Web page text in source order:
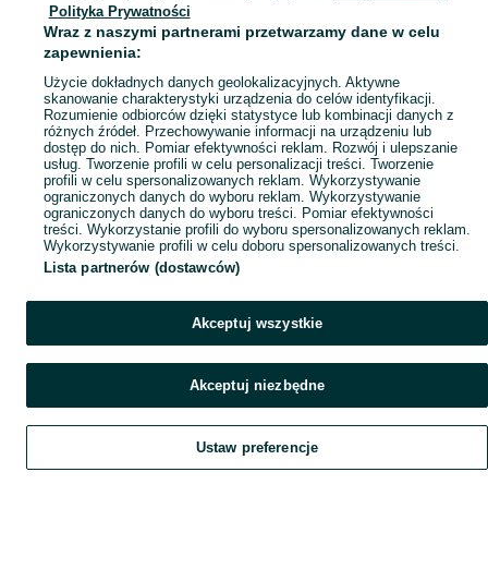
Mapa miejscowości
Mapa ministron
Szukaj Obserwujesz Dodaj Czat Konto
Polityka Prywatności
Wraz z naszymi partnerami przetwarzamy dane w celu
zapewnienia:
Użycie dokładnych danych geolokalizacyjnych. Aktywne
skanowanie charakterystyki urządzenia do celów identyfikacji.
Rozumienie odbiorców dzięki statystyce lub kombinacji danych z
różnych źródeł. Przechowywanie informacji na urządzeniu lub
dostęp do nich. Pomiar efektywności reklam. Rozwój i ulepszanie
usług. Tworzenie profili w celu personalizacji treści. Tworzenie
profili w celu spersonalizowanych reklam. Wykorzystywanie
ograniczonych danych do wyboru reklam. Wykorzystywanie
ograniczonych danych do wyboru treści. Pomiar efektywności
treści. Wykorzystanie profili do wyboru spersonalizowanych reklam.
Wykorzystywanie profili w celu doboru spersonalizowanych treści.
Lista partnerów (dostawców)
Akceptuj wszystkie
Akceptuj niezbędne
Ustaw preferencje